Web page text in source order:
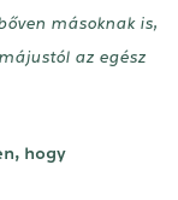
másoknak is,
az egész
hogy